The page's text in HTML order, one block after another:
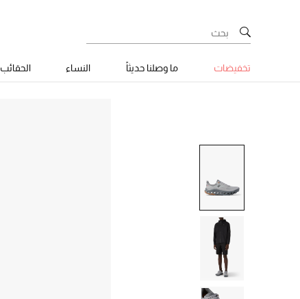
تخفيضات ما وصلنا حديثاً النساء الحقائب